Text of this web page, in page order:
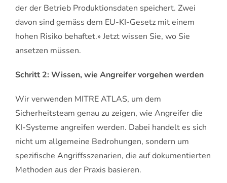
der der Betrieb Produktionsdaten speichert. Zwei
davon sind gemäss dem EU-KI-Gesetz mit einem
hohen Risiko behaftet.» Jetzt wissen Sie, wo Sie
ansetzen müssen.
Schritt 2: Wissen, wie Angreifer vorgehen werden
Wir verwenden MITRE ATLAS, um dem
Sicherheitsteam genau zu zeigen, wie Angreifer die
KI-Systeme angreifen werden. Dabei handelt es sich
nicht um allgemeine Bedrohungen, sondern um
spezifische Angriffsszenarien, die auf dokumentierten
Methoden aus der Praxis basieren.